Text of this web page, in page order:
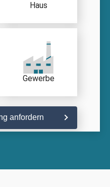
Haus
Gewerbe
anfordern